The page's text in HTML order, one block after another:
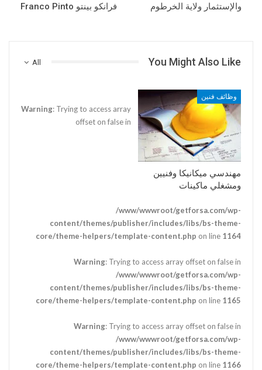
والإستثمار ولاية الخرطوم
فرانكو بينتو Franco Pinto
All You Might Also Like
وظائف فنين
مهندسي ميكانيكا وفنيين
ومشغلي ماكينات
Warning: Trying to access array
offset on false in
/www/wwwroot/getforsa.com/wp-
content/themes/publisher/includes/libs/bs-theme-
core/theme-helpers/template-content.php on line 1164
Warning: Trying to access array offset on false in
/www/wwwroot/getforsa.com/wp-
content/themes/publisher/includes/libs/bs-theme-
core/theme-helpers/template-content.php on line 1165
Warning: Trying to access array offset on false in
/www/wwwroot/getforsa.com/wp-
content/themes/publisher/includes/libs/bs-theme-
core/theme-helpers/template-content.php on line 1166